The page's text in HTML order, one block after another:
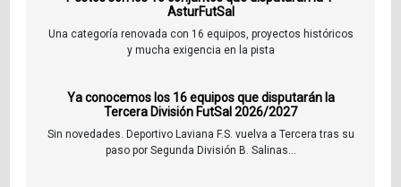
AsturFutSal
Una categoría renovada con 16 equipos, proyectos históricos
y mucha exigencia en la pista
Ya conocemos los 16 equipos que disputarán la
Tercera División FutSal 2026/2027
Sin novedades. Deportivo Laviana F.S. vuelva a Tercera tras su
paso por Segunda División B. Salinas...